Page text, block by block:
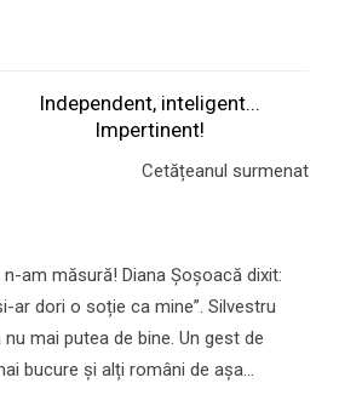
Independent, inteligent...
Impertinent!
Cetățeanul surmenat
am măsură! Diana Șoșoacă dixit:
ar dori o soție ca mine”. Silvestru
mai putea de bine. Un gest de
bucure și alți români de așa...